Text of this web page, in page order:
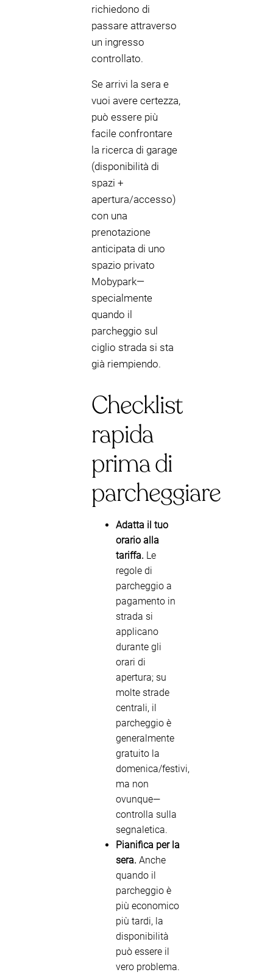
richiedono di
passare attraverso
un ingresso
controllato.
Se arrivi la sera e
vuoi avere certezza,
può essere più
facile confrontare
la ricerca di garage
(disponibilità di
spazi +
apertura/accesso)
con una
prenotazione
anticipata di uno
spazio privato
Mobypark—
specialmente
quando il
parcheggio sul
ciglio strada si sta
già riempiendo.
Checklist
rapida
prima di
parcheggiare
Adatta il tuo
orario alla
tariffa. Le
regole di
parcheggio a
pagamento in
strada si
applicano
durante gli
orari di
apertura; su
molte strade
centrali, il
parcheggio è
generalmente
gratuito la
domenica/festivi,
ma non
ovunque—
controlla sulla
segnaletica.
Pianifica per la
sera. Anche
quando il
parcheggio è
più economico
più tardi, la
disponibilità
può essere il
vero problema.